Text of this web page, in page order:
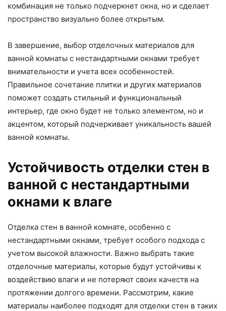
комбинация не только подчеркнет окна, но и сделает
пространство визуально более открытым.
В завершение, выбор отделочных материалов для
ванной комнаты с нестандартными окнами требует
внимательности и учета всех особенностей.
Правильное сочетание плитки и других материалов
поможет создать стильный и функциональный
интерьер, где окно будет не только элементом, но и
акцентом, который подчеркивает уникальность вашей
ванной комнаты.
Устойчивость отделки стен в
ванной с нестандартными
окнами к влаге
Отделка стен в ванной комнате, особенно с
нестандартными окнами, требует особого подхода с
учетом высокой влажности. Важно выбрать такие
отделочные материалы, которые будут устойчивы к
воздействию влаги и не потеряют своих качеств на
протяжении долгого времени. Рассмотрим, какие
материалы наиболее подходят для отделки стен в таких